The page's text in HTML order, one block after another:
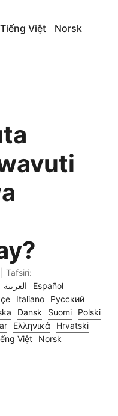
Tiếng Việt Norsk
Tafsiri:
العربية
Español
Italiano
Русский
Dansk Suomi
Polski
Ελληνικά
Hrvatski
Việt Norsk